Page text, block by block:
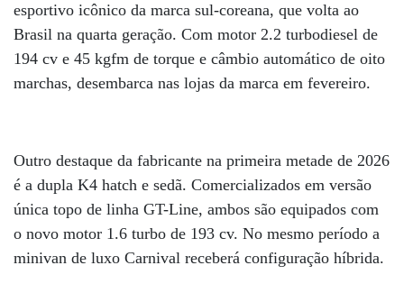
esportivo icônico da marca sul-coreana, que volta ao
Brasil na quarta geração. Com motor 2.2 turbodiesel de
194 cv e 45 kgfm de torque e câmbio automático de oito
marchas, desembarca nas lojas da marca em fevereiro.
Outro destaque da fabricante na primeira metade de 2026
é a dupla K4 hatch e sedã. Comercializados em versão
única topo de linha GT-Line, ambos são equipados com
o novo motor 1.6 turbo de 193 cv. No mesmo período a
minivan de luxo Carnival receberá configuração híbrida.